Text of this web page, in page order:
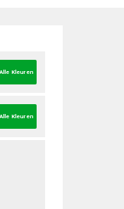
Alle Kleuren
Alle Kleuren